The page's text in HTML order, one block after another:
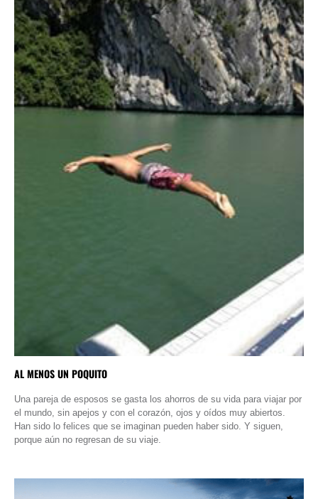
AL MENOS UN POQUITO
Una pareja de esposos se gasta los ahorros de su vida para viajar por
el mundo, sin apejos y con el corazón, ojos y oídos muy abiertos.
Han sido lo felices que se imaginan pueden haber sido. Y siguen,
porque aún no regresan de su viaje.